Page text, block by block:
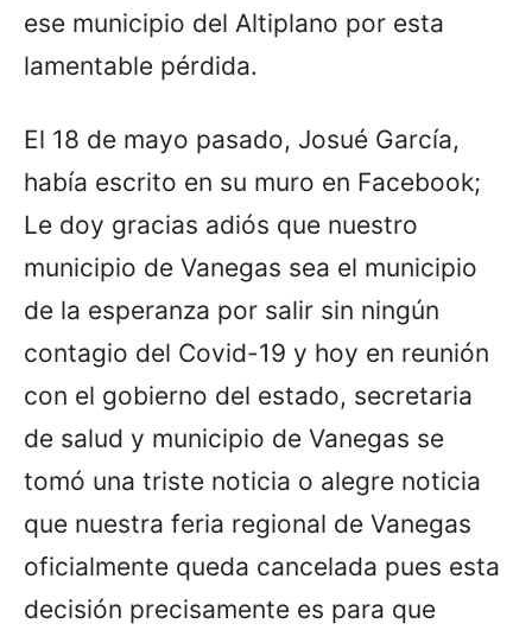
ese municipio del Altiplano por esta
lamentable pérdida.
El 18 de mayo pasado, Josué García,
había escrito en su muro en Facebook;
Le doy gracias adiós que nuestro
municipio de Vanegas sea el municipio
de la esperanza por salir sin ningún
contagio del Covid-19 y hoy en reunión
con el gobierno del estado, secretaria
de salud y municipio de Vanegas se
tomó una triste noticia o alegre noticia
que nuestra feria regional de Vanegas
oficialmente queda cancelada pues esta
decisión precisamente es para que